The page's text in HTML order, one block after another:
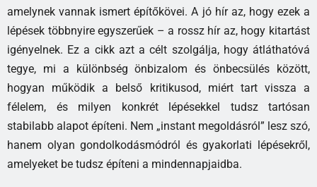
amelynek vannak ismert építőkövei. A jó hír az, hogy ezek a
lépések többnyire egyszerűek – a rossz hír az, hogy kitartást
igényelnek. Ez a cikk azt a célt szolgálja, hogy átláthatóvá
tegye, mi a különbség önbizalom és önbecsülés között,
hogyan működik a belső kritikusod, miért tart vissza a
félelem, és milyen konkrét lépésekkel tudsz tartósan
stabilabb alapot építeni. Nem „instant megoldásról” lesz szó,
hanem olyan gondolkodásmódról és gyakorlati lépésekről,
amelyeket be tudsz építeni a mindennapjaidba.